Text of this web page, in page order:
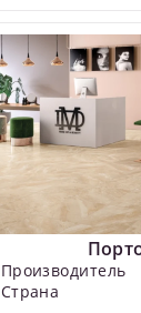
Производитель
Страна